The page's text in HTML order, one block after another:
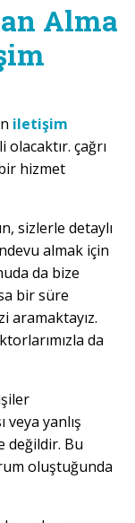
Alma
iletişim
çağrı
hizmet
sizlerle detaylı
almak için
da bize
bir süre
aramaktayız.
da
veya yanlış
değildir. Bu
oluştuğunda